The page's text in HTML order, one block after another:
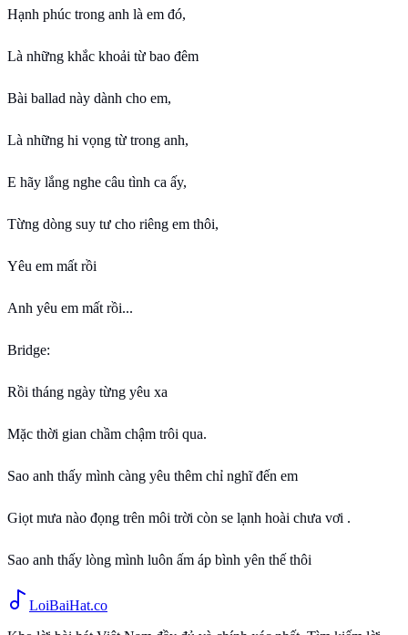
Hạnh phúc trong anh là em đó,
Là những khắc khoải từ bao đêm
Bài ballad này dành cho em,
Là những hi vọng từ trong anh,
E hãy lắng nghe câu tình ca ấy,
Từng dòng suy tư cho riêng em thôi,
Yêu em mất rồi
Anh yêu em mất rồi...
Bridge:
Rồi tháng ngày từng yêu xa
Mặc thời gian chầm chậm trôi qua.
Sao anh thấy mình càng yêu thêm chỉ nghĩ đến em
Giọt mưa nào đọng trên môi trời còn se lạnh hoài chưa vơi .
Sao anh thấy lòng mình luôn ấm áp bình yên thế thôi
LoiBaiHat.co